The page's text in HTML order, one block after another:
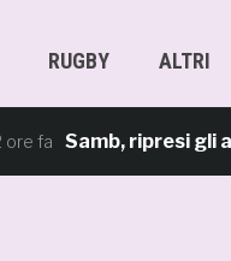
RUGBY ALTRI
Samb, ripresi gli